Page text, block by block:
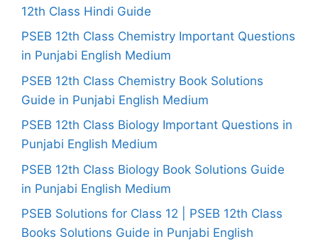
12th Class Hindi Guide
PSEB 12th Class Chemistry Important Questions
in Punjabi English Medium
PSEB 12th Class Chemistry Book Solutions
Guide in Punjabi English Medium
PSEB 12th Class Biology Important Questions in
Punjabi English Medium
PSEB 12th Class Biology Book Solutions Guide
in Punjabi English Medium
PSEB Solutions for Class 12 | PSEB 12th Class
Books Solutions Guide in Punjabi English